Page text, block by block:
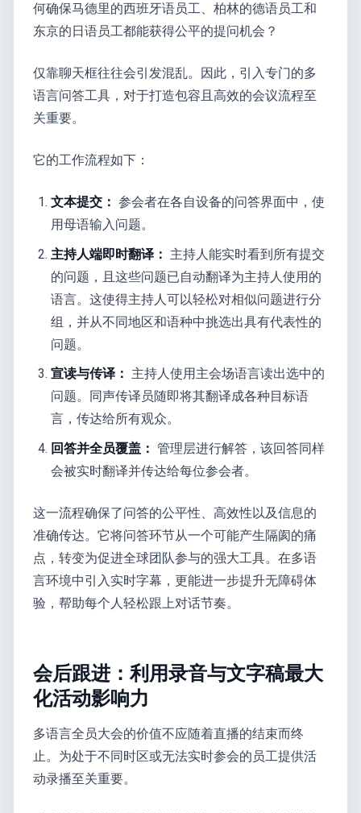
何确保马德里的西班牙语员工、柏林的德语员工和
东京的日语员工都能获得公平的提问机会？
仅靠聊天框往往会引发混乱。因此，引入专门的多
语言问答工具，对于打造包容且高效的会议流程至
关重要。
它的工作流程如下：
文本提交： 参会者在各自设备的问答界面中，使
用母语输入问题。
主持人端即时翻译： 主持人能实时看到所有提交
的问题，且这些问题已自动翻译为主持人使用的
语言。这使得主持人可以轻松对相似问题进行分
组，并从不同地区和语种中挑选出具有代表性的
问题。
宣读与传译： 主持人使用主会场语言读出选中的
问题。同声传译员随即将其翻译成各种目标语
言，传达给所有观众。
回答并全员覆盖： 管理层进行解答，该回答同样
会被实时翻译并传达给每位参会者。
这一流程确保了问答的公平性、高效性以及信息的
准确传达。它将问答环节从一个可能产生隔阂的痛
点，转变为促进全球团队参与的强大工具。在多语
言环境中引入实时字幕，更能进一步提升无障碍体
验，帮助每个人轻松跟上对话节奏。
会后跟进：利用录音与文字稿最大
化活动影响力
多语言全员大会的价值不应随着直播的结束而终
止。为处于不同时区或无法实时参会的员工提供活
动录播至关重要。